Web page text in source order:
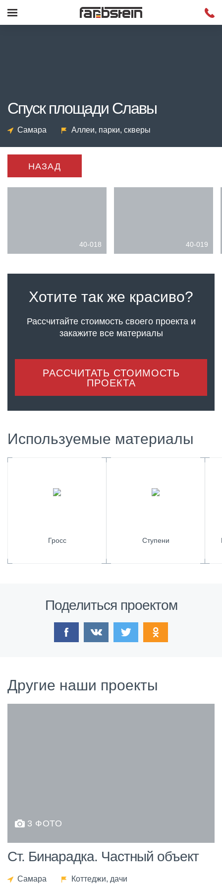
Спуск площади Славы
Самара Аллеи, парки, скверы
НАЗАД
40-018 40-019
Хотите так же красиво?
Рассчитайте стоимость своего проектаи
закажите все материалы
РАССЧИТАТЬ СТОИМОСТЬ
ПРОЕКТА
Используемые материалы
Гросс Ступени
Поделиться проектом
Другие наши проекты
3 ФОТО
Ст. Бинарадка. Частный объект
Самара Коттеджи, дачи